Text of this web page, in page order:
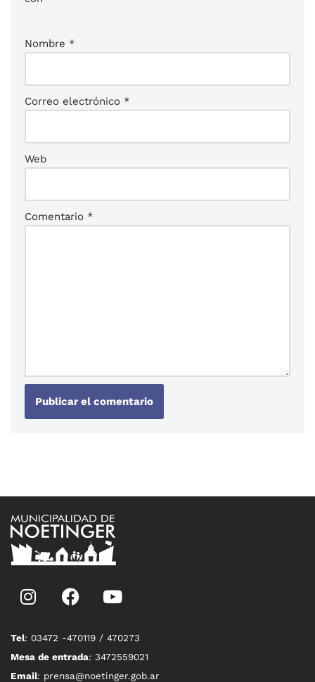
Nombre *
Correo electrónico *
Web
Comentario *
Tel: 03472 -470119 / 470273
Mesa de entrada: 3472559021
Email: prensa@noetinger.gob.ar